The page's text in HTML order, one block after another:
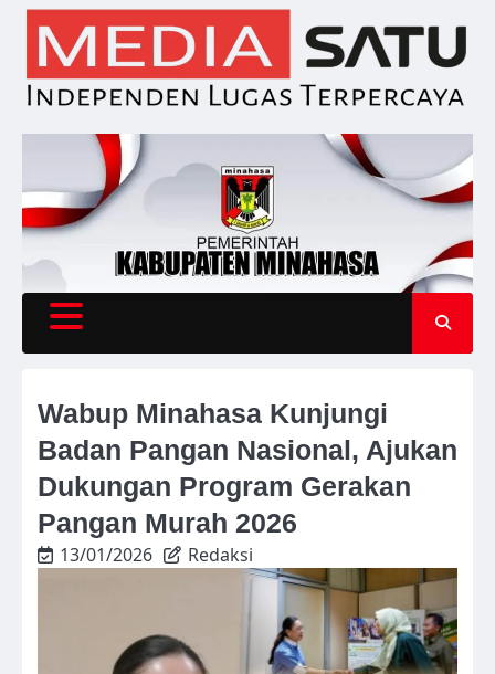
Skip
content
Wabup Minahasa Kunjungi
Badan Pangan Nasional, Ajukan
Dukungan Program Gerakan
Pangan Murah 2026
13/01/2026 Redaksi